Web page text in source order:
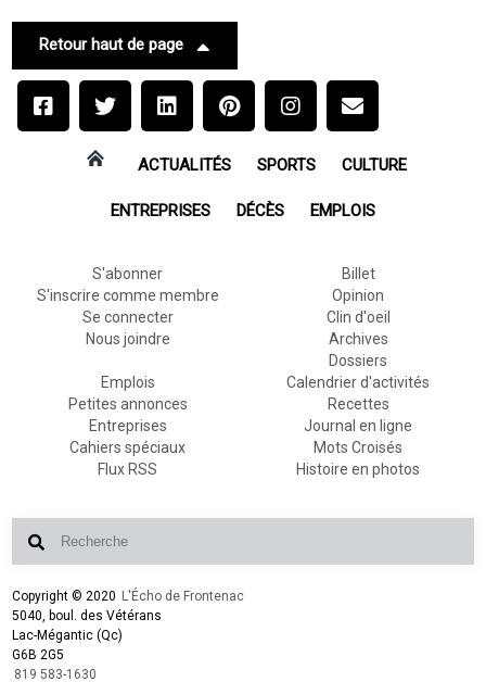
Retour haut de page
ACTUALITÉS SPORTS CULTURE
ENTREPRISES DÉCÈS EMPLOIS
S'abonner
S'inscrire comme membre
Se connecter
Nous joindre
Billet
Opinion
Clin d'oeil
Archives
Dossiers
Emplois
Petites annonces
Entreprises
Cahiers spéciaux
Flux RSS
Calendrier d'activités
Recettes
Journal en ligne
Mots Croisés
Histoire en photos
Copyright © 2020 L'Écho de Frontenac
5040, boul. des Vétérans
Lac-Mégantic (Qc)
G6B 2G5
819 583-1630